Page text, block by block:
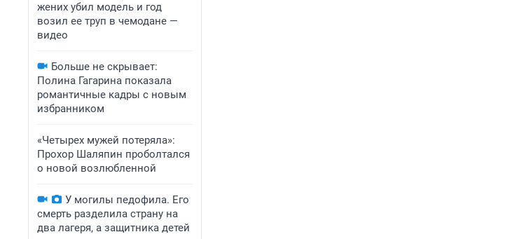
жених убил модель и год
возил ее труп в чемодане —
видео
Больше не скрывает:
Полина Гагарина показала
романтичные кадры с новым
избранником
«Четырех мужей потеряла»:
Прохор Шаляпин проболтался
о новой возлюбленной
У могилы педофила. Его
смерть разделила страну на
два лагеря, а защитника детей